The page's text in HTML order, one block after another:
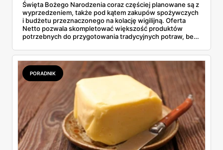
Święta Bożego Narodzenia coraz częściej planowane są z
wyprzedzeniem, także pod kątem zakupów spożywczych
i budżetu przeznaczonego na kolację wigilijną. Oferta
Netto pozwala skompletować większość produktów
potrzebnych do przygotowania tradycyjnych potraw, bez
sezonowych pojawiają się zarówno klasyczne składniki,
jak i gotowe półprodukty, które realnie skracają czas
spędzony w kuchni. To rozwiązanie wygodne, ale też
przewidywalne pod względem jakości i ceny.
PORADNIK